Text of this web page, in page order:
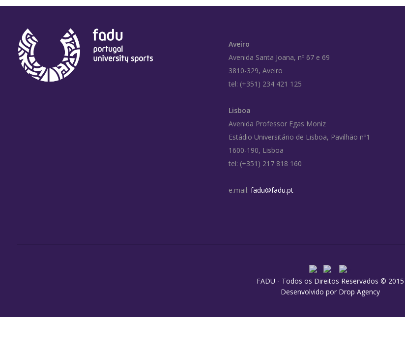
Aveiro
Avenida Santa Joana, nº 67 e 69
3810-329, Aveiro
tel: (+351) 234 421 125
Lisboa
Avenida Professor Egas Moniz
Estádio Universitário de Lisboa, Pavilhão nº1
1600-190, Lisboa
tel: (+351) 217 818 160
e.mail: fadu@fadu.pt
FADU - Todos os Direitos Reservados © 2015
Desenvolvido por Drop Agency